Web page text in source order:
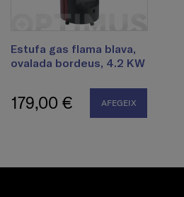
Estufa gas flama blava,
ovalada bordeus, 4.2 KW
179,00 € AFEGEIX